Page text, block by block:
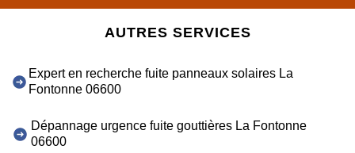
AUTRES SERVICES
Expert en recherche fuite panneaux solaires La
Fontonne 06600
Dépannage urgence fuite gouttières La Fontonne
06600